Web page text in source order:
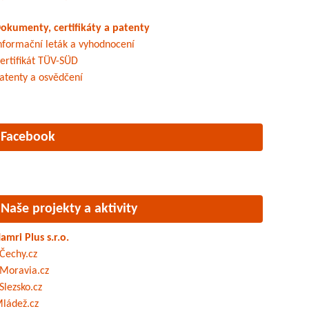
certifikáty a patenty
leták a vyhodnocení
TÜV-SÜD
a osvědčení
Facebook
Naše projekty a aktivity
Plus s.r.o.